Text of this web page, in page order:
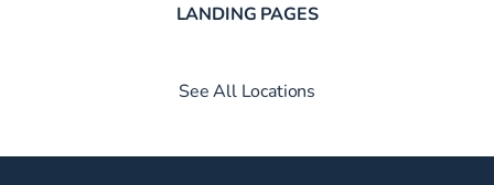
LANDING PAGES
See All Locations